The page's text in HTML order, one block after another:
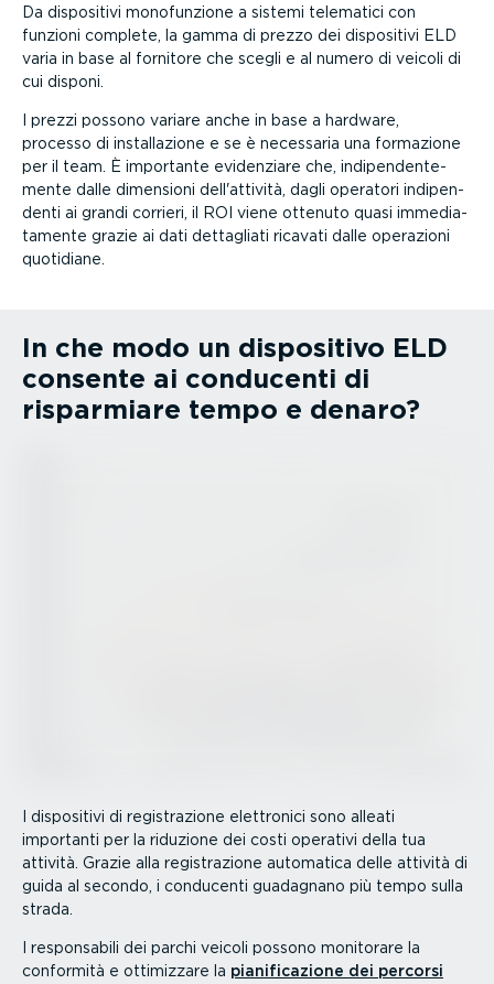
Da dispositivi monofun­zione a sistemi telematici con
funzioni complete, la gamma di prezzo dei dispositivi ELD
varia in base al fornitore che scegli e al numero di veicoli di
cui disponi.
I prezzi possono variare anche in base a hardware,
processo di instal­la­zione e se è necessaria una formazione
per il team. È importante evidenziare che, indipen­den­te­
mente dalle dimensioni dell'attività, dagli operatori indipen­
denti ai grandi corrieri, il ROI viene ottenuto quasi immedia­
ta­mente grazie ai dati dettagliati ricavati dalle operazioni
quotidiane.
In che modo un dispositivo ELD
consente ai conducenti di
risparmiare tempo e denaro?
I dispositivi di registra­zione elettronici sono alleati
importanti per la riduzione dei costi operativi della tua
attività. Grazie alla registra­zione automatica delle attività di
guida al secondo, i conducenti guadagnano più tempo sulla
strada.
I respon­sabili dei parchi veicoli possono monitorare la
conformità e ottimizzare la piani­fi­ca­zione dei percorsi